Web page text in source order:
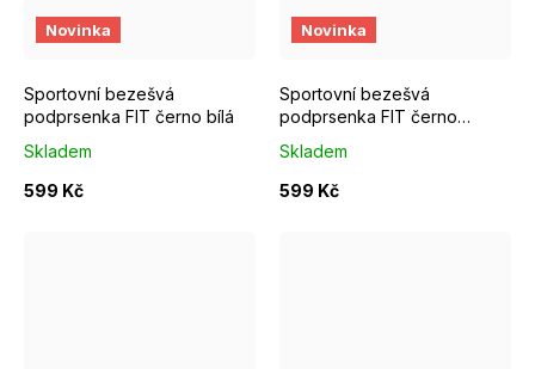
Novinka
Sportovní bezešvá
podprsenka FIT černo bílá
Skladem
599 Kč
S M
Novinka
Sportovní bezešvá
podprsenka FIT černo
Skladem
599 Kč
M L